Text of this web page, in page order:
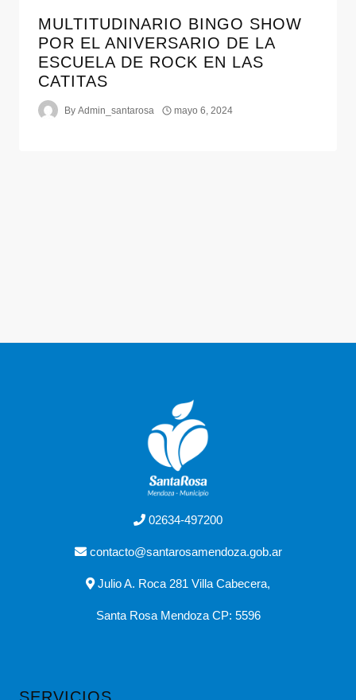
MULTITUDINARIO BINGO SHOW
POR EL ANIVERSARIO DE LA
ESCUELA DE ROCK EN LAS
CATITAS
By Admin_santarosa mayo 6, 2024
02634-497200
contacto@santarosamendoza.gob.ar
Julio A. Roca 281 Villa Cabecera,
Santa Rosa Mendoza CP: 5596